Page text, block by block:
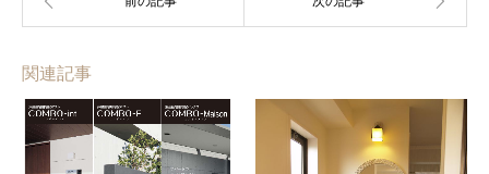
関連記事